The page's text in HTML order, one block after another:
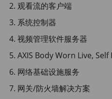
观看流的客户端
系统控制器
视频管理软件服务器
AXIS Body Worn Live,
网络基础设施服务
网关/防火墙解决方案